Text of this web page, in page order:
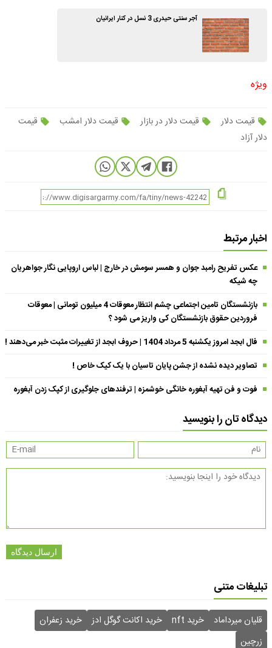
آجر سنتی حیدری 3 نسل در کنار ایرانیان
ویژه
قیمت دلار قیمت دلار در بازار قیمت دلار امشب
قیمت
دلار آزاد
اخبار مرتبط
عکس تفریح رامبد جوان و همسر سومش در خارج | لباس اروپایی نگار جواهریان
چه شیکه
بازنشستگان تامین اجتماعی چشم انتظار معوقات 4 میلیون تومانی | معوقات
فروردین حقوق بازنشستگان کی واریز می شود ؟
فال ابجد امروز یکشنبه 5 مرداد 1404 | حروف ابجد از تغییرات مثبت خبر می‌دهند !
تصاویر دیده نشده از جشن پایان تاسیان با یک کیک خاص !
فوت و فن تهیه آبغوره خانگی خوشمزه | ترفندهای جلوگیری از کپک زدن آبغوره
دیدگاه تان را بنویسید
ارسال دیدگاه
تبلیغات متنی
قلیان میرداماد خرید nft خرید اکانت گوگل ادز
خرید زعفران
زرچین